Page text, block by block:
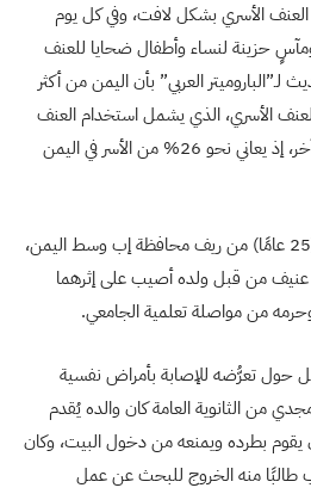
الأسري بشكل لافت، وفي كل يوم
حزينة لنساء وأطفال ضحايا للعنف
العربي” بأن اليمن من أكثر
الأسري، الذي يشمل استخدام العنف
من قبل أحد أفراد الأسرة تجاه آخر، إذ يعاني نحو 26% من الأسر في اليمن
الشاب العشريني مجدي سعيد (25 عامًا) من ريف محافظة إب وسط اليمن،
من قبل ولده أصيب على إثرهما
من مواصلة تعلمية الجامعي.
حول تعرُّضه للإصابة بأمراض نفسية
من الثانوية العامة كان والده يُقدم
بطرده ويمنعه من دخول البيت، وكان
طالبًا منه الخروج للبحث عن عمل